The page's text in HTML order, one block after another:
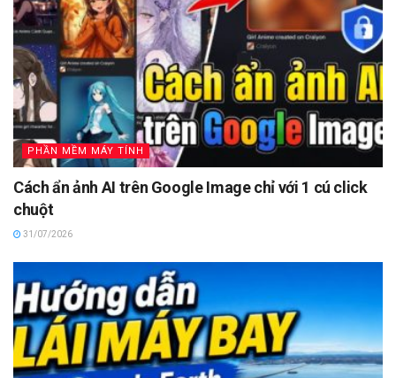
PHẦN MỀM MÁY TÍNH
Cách ẩn ảnh AI trên Google Image chỉ với 1 cú click
chuột
31/07/2026